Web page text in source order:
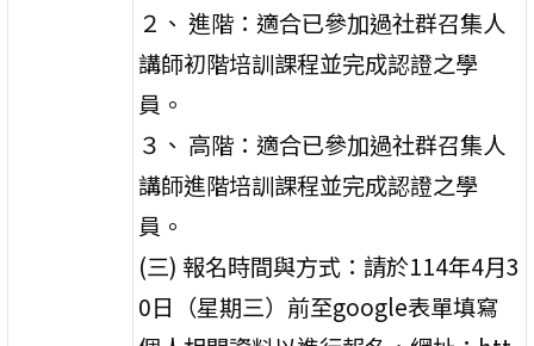
２、 進階：適合已參加過社群召集人
講師初階培訓課程並完成認證之學
員。
３、 高階：適合已參加過社群召集人
講師進階培訓課程並完成認證之學
員。
(三) 報名時間與方式：請於114年4月3
0日（星期三）前至google表單填寫